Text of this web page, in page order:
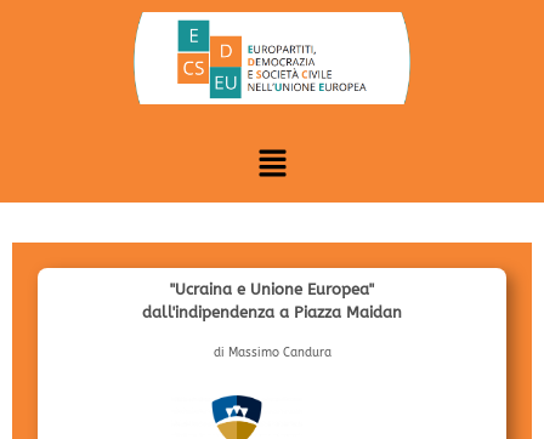
"Ucraina e Unione Europea"
dall'indipendenza a Piazza Maidan
di Massimo Candura